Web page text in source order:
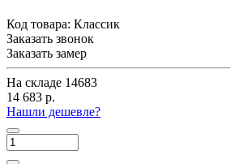
Код товара: Классик
Заказать звонок
Заказать замер
На складе 14683
14 683 р.
Нашли дешевле?